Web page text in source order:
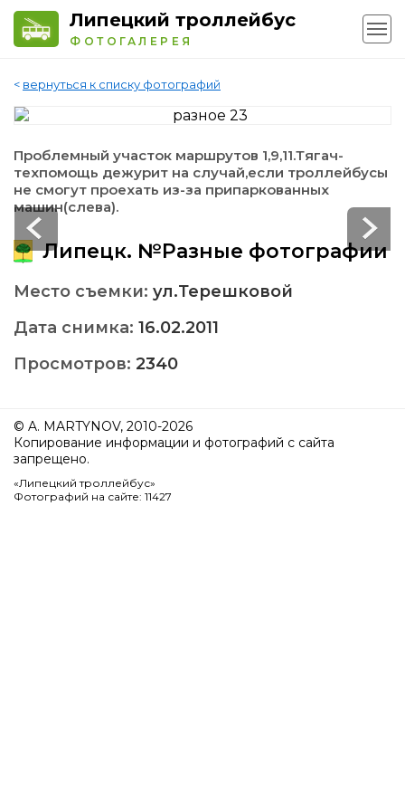
Липецкий троллейбус
ФОТОГАЛЕРЕЯ
< вернуться к списку фотографий
Проблемный участок маршрутов 1,9,11.Тягач-
техпомощь дежурит на случай,если троллейбусы
не смогут проехать из-за припаркованных
машин(слева).
Липецк. №Разные фотографии
Место съемки: ул.Терешковой
Дата снимка: 16.02.2011
Просмотров: 2340
© A. MARTYNOV, 2010-2026
Копирование информации и фотографий с сайта
запрещено.
«Липецкий троллейбус»
Фотографий на сайте: 11427